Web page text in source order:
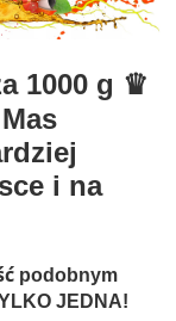
1000 g ♛
i na
podobnym
JEDNA!